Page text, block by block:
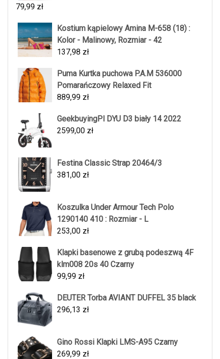
79,99 zł
Kostium kąpielowy Amina M-658 (18) :
Kolor - Malinowy, Rozmiar - 42
137,98 zł
Puma Kurtka puchowa P.A.M 536000
Pomarańczowy Relaxed Fit
889,99 zł
GeekbuyingPl DYU D3 biały 14 2022
2599,00 zł
Festina Classic Strap 20464/3
381,00 zł
Koszulka Under Armour Tech Polo
1290140 410 : Rozmiar - L
253,00 zł
Klapki basenowe z grubą podeszwą 4F
klm008 20s 40 Czarny
99,99 zł
DEUTER Torba AVIANT DUFFEL 35 black
296,13 zł
Gino Rossi Klapki LMS-A95 Czarny
269,99 zł